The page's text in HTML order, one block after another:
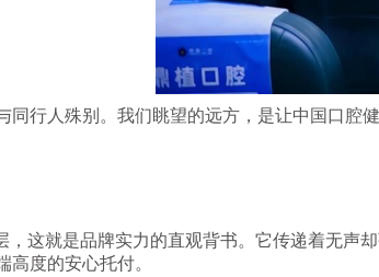
同行人殊别。我们眺望的远方，是让中国口
，这就是品牌实力的直观背书。它传递着无
高度的安心托付。